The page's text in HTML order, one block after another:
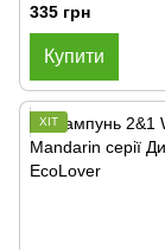
335 грн
Купити
ХІТ